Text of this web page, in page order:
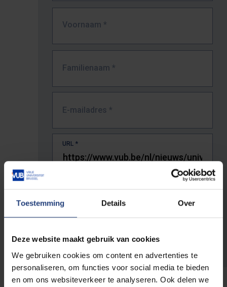
Toestemming Details Over
Deze website maakt gebruik van cookies
We gebruiken cookies om content en advertenties te
personaliseren, om functies voor social media te bieden
en om ons websiteverkeer te analyseren. Ook delen we
Voornaam *
Familienaam *
E-mailadres *
URL *
De volledige URL van de pagina waar je de fout zag.